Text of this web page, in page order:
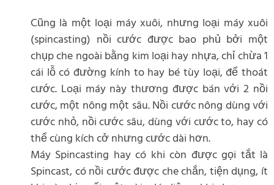
Cũng là một loại máy xuôi, nhưng loại máy xuôi
(spincasting) nồi cước được bao phủ bởi một
chụp che ngoài bằng kim loại hay nhựa, chỉ chừa 1
cái lỗ có đường kính to hay bé tùy loại, để thoát
cước. Loại máy này thương được bán với 2 nồi
cước, một nông một sâu. Nồi cước nông dùng với
cước nhỏ, nồi cước sâu, dùng với cước to, hay có
thể cùng kích cở nhưng cước dài hơn.
Máy Spincasting hay có khi còn được gọi tắt là
Spincast, có nồi cước được che chắn, tiện dụng, ít